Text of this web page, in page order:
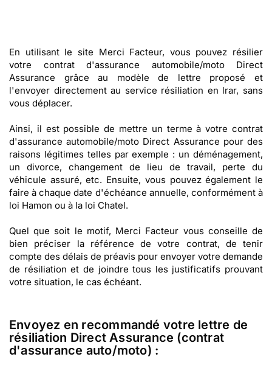
En utilisant le site Merci Facteur, vous pouvez résilier
votre contrat d'assurance automobile/moto Direct
Assurance grâce au modèle de lettre proposé et
l'envoyer directement au service résiliation en lrar, sans
vous déplacer.
Ainsi, il est possible de mettre un terme à votre contrat
d'assurance automobile/moto Direct Assurance pour des
raisons légitimes telles par exemple : un déménagement,
un divorce, changement de lieu de travail, perte du
véhicule assuré, etc. Ensuite, vous pouvez également le
faire à chaque date d'échéance annuelle, conformément à
loi Hamon ou à la loi Chatel.
Quel que soit le motif, Merci Facteur vous conseille de
bien préciser la référence de votre contrat, de tenir
compte des délais de préavis pour envoyer votre demande
de résiliation et de joindre tous les justificatifs prouvant
votre situation, le cas échéant.
Envoyez en recommandé votre lettre de
résiliation Direct Assurance (contrat
d'assurance auto/moto) :